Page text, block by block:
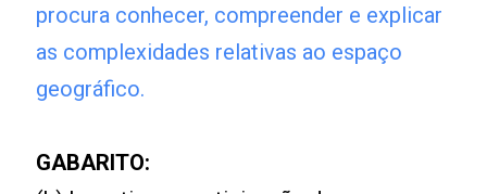
procura conhecer, compreender e explicar
as complexidades relativas ao espaço
geográfico.
GABARITO: